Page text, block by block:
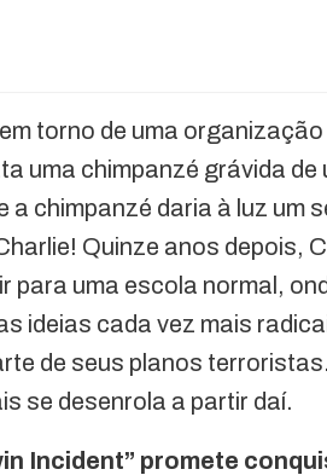
torno de uma
uma chimpanzé grávida
a chimpanzé daria à luz um
Quinze anos depois,
para uma escola normal,
ideias cada vez mais
de seus planos
se desenrola a partir daí.
Incident” promete